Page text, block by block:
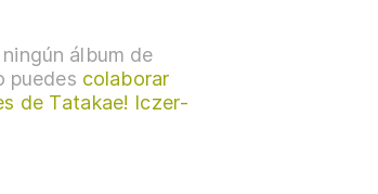
álbum de
puedes colaborar
de Tatakae! Iczer-